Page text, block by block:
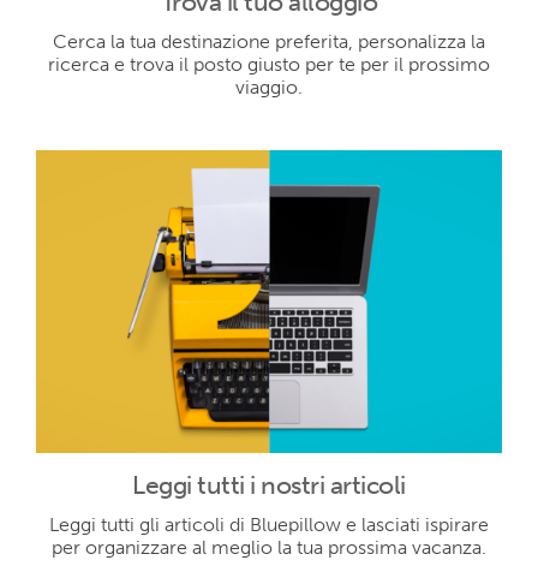
Cerca la tua destinazione preferita, personalizza la
ricerca e trova il posto giusto per te per il prossimo
viaggio.
Leggi tutti i nostri articoli
Leggi tutti gli articoli di Bluepillow e lasciati ispirare
per organizzare al meglio la tua prossima vacanza.